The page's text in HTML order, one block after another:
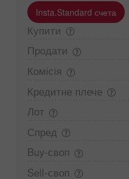
Insta.Standard счета
Купити
Продати
Комісія
Кредитне плече
Лот
Спред
Buy-своп
Sell-своп